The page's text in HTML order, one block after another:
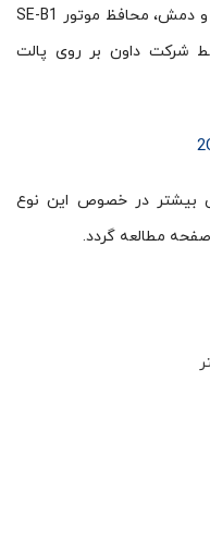
استاندارد جهت باز و بست خطوط مکش و دمش، محافظ موتور SE-B1
شرکت داون بر روی پالت
بیشتر در خصوص این نوع
مطالعه گردد.